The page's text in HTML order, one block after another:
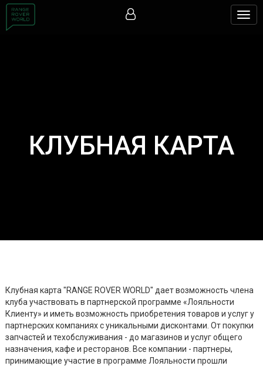
КЛУБНАЯ КАРТА
Клубная карта "RANGE ROVER WORLD" дает возможность члена
клуба участвовать в партнерской программе «Лояльности
Клиенту» и иметь возможность приобретения товаров и услуг у
партнерских компаниях с уникальными дисконтами. От покупки
запчастей и техобслуживания - до магазинов и услуг общего
назначения, кафе и ресторанов. Все компании - партнеры,
принимающие участие в программе Лояльности прошли